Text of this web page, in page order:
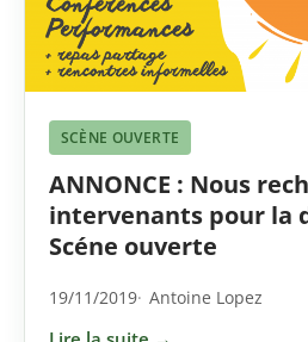
SCÈNE OUVERTE
ANNONCE : Nous
intervenants pour la
Scéne ouverte
19/11/2019 Antoine Lopez